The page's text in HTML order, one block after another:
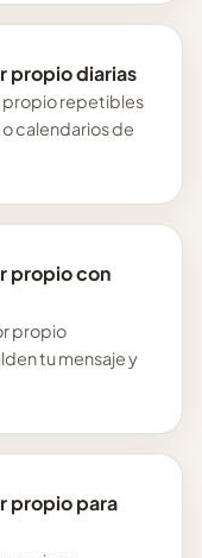
propio diarias
propio repetibles
calendarios de
propio con
propio
tu mensaje y
propio para